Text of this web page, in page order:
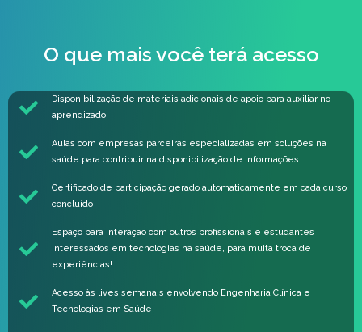
O que mais você terá acesso
Disponibilização de materiais adicionais de apoio para auxiliar no
aprendizado
Aulas com empresas parceiras especializadas em soluções na
saúde para contribuir na disponibilização de informações.
Certificado de participação gerado automaticamente em cada curso
concluído
Espaço para interação com outros profissionais e estudantes
interessados em tecnologias na saúde, para muita troca de
experiências!​
Acesso às lives semanais envolvendo Engenharia Clínica e
Tecnologias em Saúde​